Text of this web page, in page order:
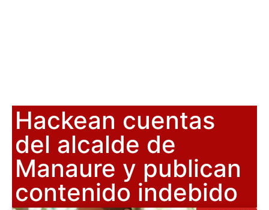
Hackean cuentas
del alcalde de
Manaure y publican
contenido indebido